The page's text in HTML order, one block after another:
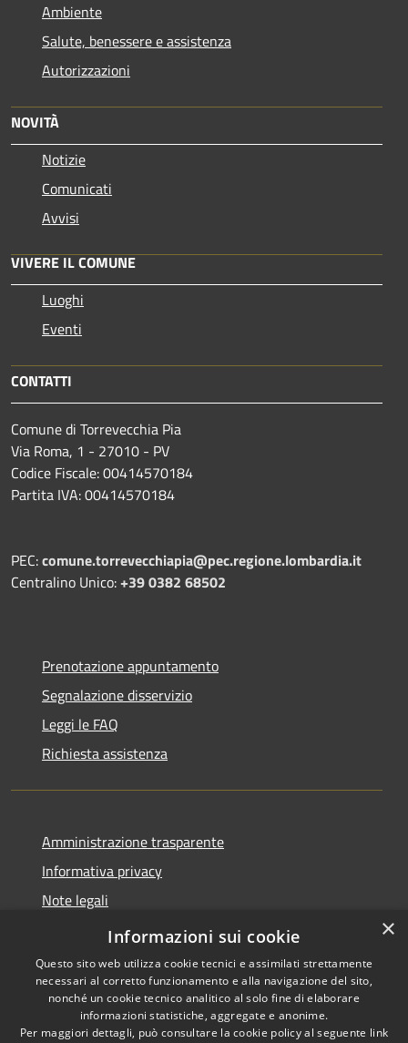
Ambiente
Salute, benessere e assistenza
Autorizzazioni
NOVITÀ
Notizie
Comunicati
Avvisi
VIVERE IL COMUNE
Luoghi
Eventi
CONTATTI
Comune di Torrevecchia Pia
Via Roma, 1 - 27010 - PV
Codice Fiscale: 00414570184
Partita IVA: 00414570184
PEC:comune.torrevecchiapia@pec.regione.lombardia.it
Centralino Unico:+39 0382 68502
Prenotazione appuntamento
Segnalazione disservizio
Leggi le FAQ
Richiesta assistenza
Amministrazione trasparente
Informativa privacy
Note legali
Dichiarazione di accessibilità
Copyright © 2026 • Comune di
×
Informazioni sui cookie
Questo sito web utilizza cookie tecnici e assimilati strettamente
necessari al corretto funzionamento e alla navigazione del sito,
nonché un cookie tecnico analitico al solo fine di elaborare
informazioni statistiche, aggregate e anonime.
Per maggiori dettagli, può consultare la cookie policy al seguente link